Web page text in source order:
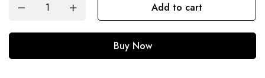
Add to cart
Buy Now